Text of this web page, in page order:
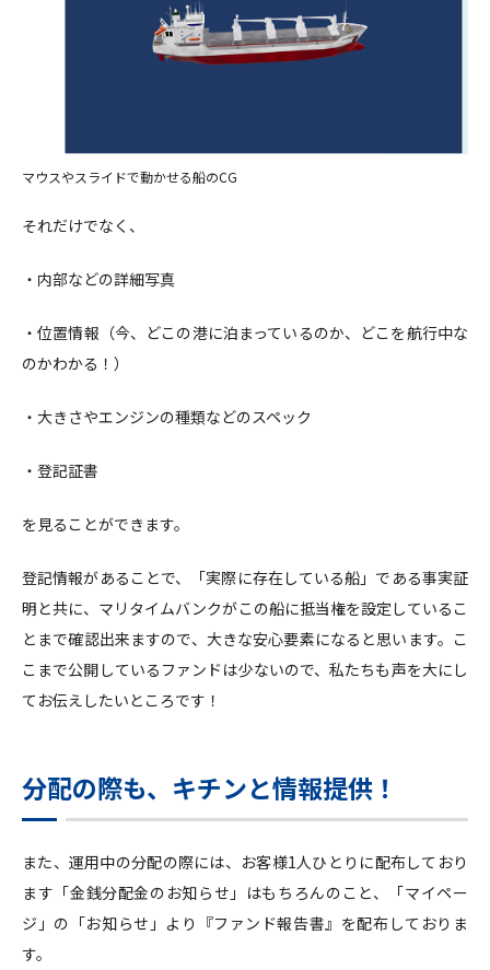
マウスやスライドで動かせる船のCG
それだけでなく、
・内部などの詳細写真
・位置情報（今、どこの港に泊まっているのか、どこを航行中な
のかわかる！）
・大きさやエンジンの種類などのスペック
・登記証書
を見ることができます。
登記情報があることで、「実際に存在している船」である事実証
明と共に、マリタイムバンクがこの船に抵当権を設定しているこ
とまで確認出来ますので、大きな安心要素になると思います。こ
こまで公開しているファンドは少ないので、私たちも声を大にし
てお伝えしたいところです！
分配の際も、キチンと情報提供！
また、運用中の分配の際には、お客様1人ひとりに配布しており
ます「金銭分配金のお知らせ」はもちろんのこと、「マイペー
ジ」の「お知らせ」より『ファンド報告書』を配布しておりま
す。